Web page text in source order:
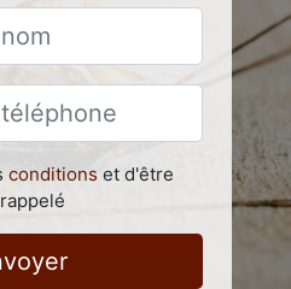
conditions et d'être
rappelé